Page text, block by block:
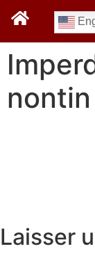
nontin
Laisser